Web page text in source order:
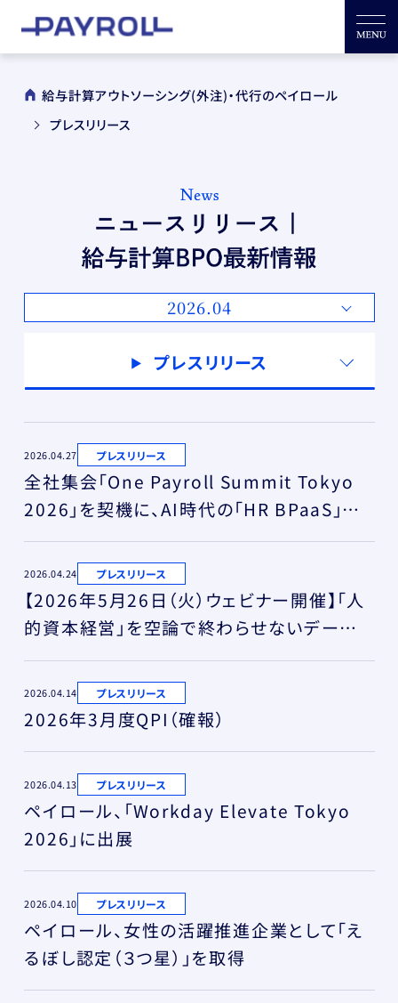
給与計算アウトソーシング(外注)・代行のペイロール
プレスリリース
2026.04
プレスリリース
2026.04.27 プレスリリース
全社集会「One Payroll Summit Tokyo
2026」を契機に、AI時代の「HR BPaaS」進
化を加速
2026.04.24 プレスリリース
【2026年5月26日（火）ウェビナー開催】「人
的資本経営」を空論で終わらせないデータ
戦略
2026.04.14 プレスリリース
2026年3月度QPI（確報）
2026.04.13 プレスリリース
ペイロール、「Workday Elevate Tokyo
2026」に出展
2026.04.10 プレスリリース
ペイロール、女性の活躍推進企業として「え
るぼし認定（３つ星）」を取得